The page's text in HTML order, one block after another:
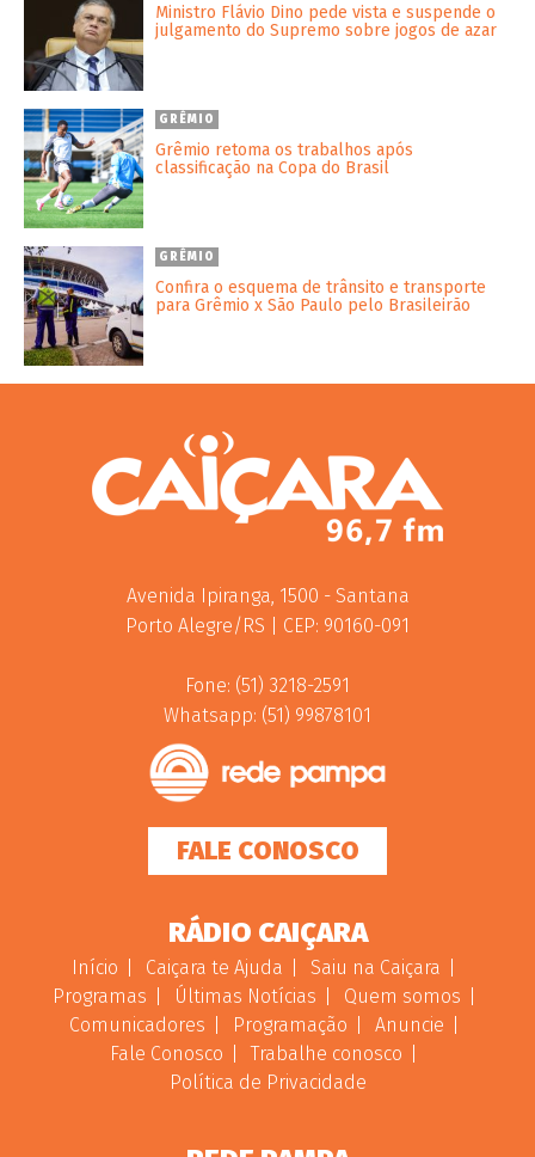
Ministro Flávio Dino pede vista e suspende o
julgamento do Supremo sobre jogos de azar
GRÊMIO
Grêmio retoma os trabalhos após
classificação na Copa do Brasil
GRÊMIO
Confira o esquema de trânsito e transporte
para Grêmio x São Paulo pelo Brasileirão
Avenida Ipiranga, 1500 - Santana
Porto Alegre/RS | CEP: 90160-091
Fone: (51) 3218-2591
Whatsapp: (51) 99878101
FALE CONOSCO
RÁDIO CAIÇARA
Início Caiçara te Ajuda
Saiu na Caiçara
Programas
Últimas Notícias
Quem somos
Comunicadores
Programação
Anuncie
Fale Conosco
Trabalhe conosco
Política de Privacidade